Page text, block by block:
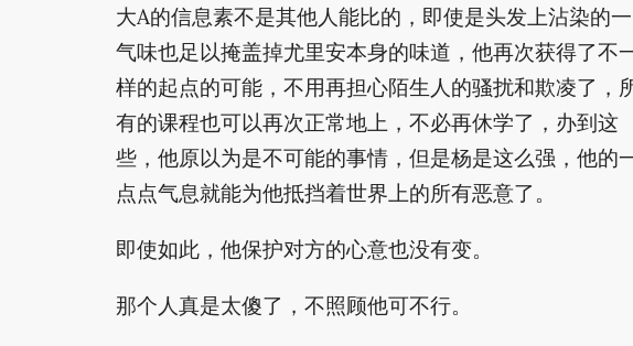
大A的信息素不是其他人能比的，即使是头发上沾染的
气味也足以掩盖掉尤里安本身的味道，他再次获得了不
样的起点的可能，不用再担心陌生人的骚扰和欺凌了，
有的课程也可以再次正常地上，不必再休学了，办到这
些，他原以为是不可能的事情，但是杨是这么强，他的
点点气息就能为他抵挡着世界上的所有恶意了。
即使如此，他保护对方的心意也没有变。
那个人真是太傻了，不照顾他可不行。